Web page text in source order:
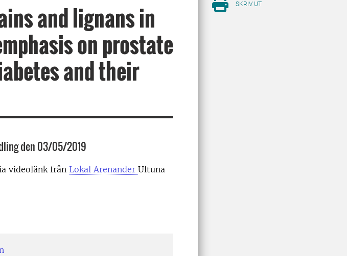
and lignans in
on prostate
and their
den 03/05/2019
videolänk från Lokal Arenander Ultuna
SKRIV UT